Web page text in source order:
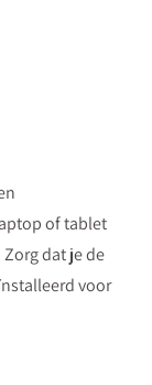
of tablet
dat je de
voor